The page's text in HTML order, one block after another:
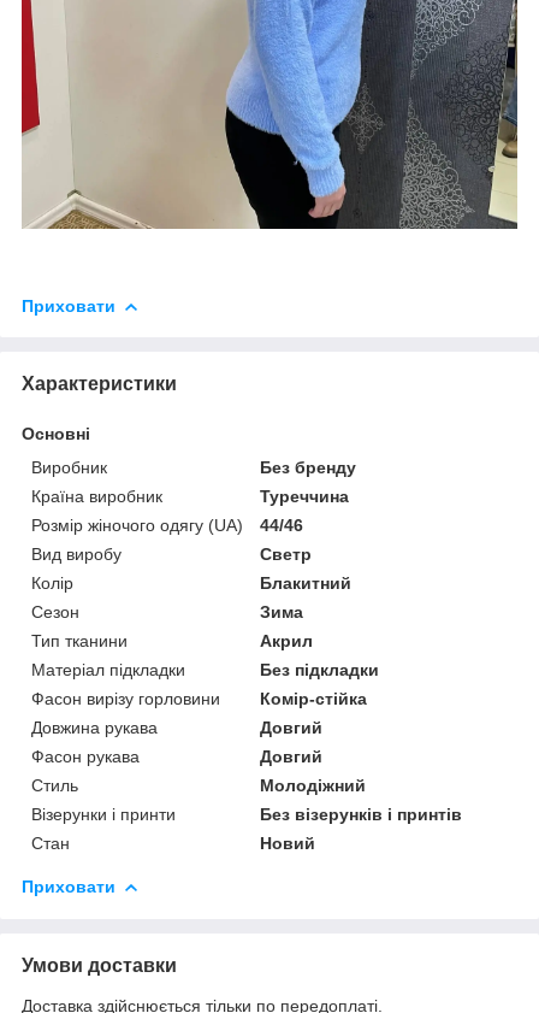
Приховати
Характеристики
Основні
Виробник
Без бренду
Країна виробник
Туреччина
Розмір жіночого одягу (UA)
44/46
Вид виробу
Светр
Колір
Блакитний
Сезон
Зима
Тип тканини
Акрил
Матеріал підкладки
Без підкладки
Фасон вирізу горловини
Комір-стійка
Довжина рукава
Довгий
Фасон рукава
Довгий
Стиль
Молодіжний
Візерунки і принти
Без візерунків і принтів
Стан
Новий
Приховати
Умови доставки
Доставка здійснюється тільки по передоплаті.